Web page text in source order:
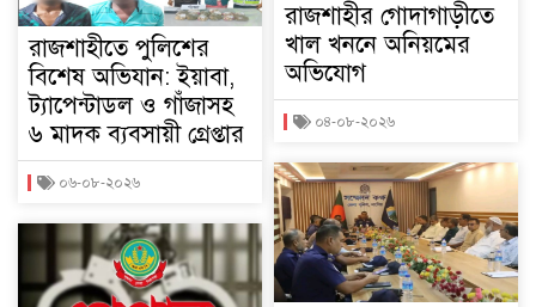
রাজশাহীতে পুলিশের
বিশেষ অভিযান: ইয়াবা,
ট্যাপেন্টাডল ও গাঁজাসহ
৬ মাদক ব্যবসায়ী গ্রেপ্তার
০৬-০৮-২০২৬
রাজশাহীর গোদাগাড়ীতে
খাল খননে অনিয়মের
অভিযোগ
০৪-০৮-২০২৬